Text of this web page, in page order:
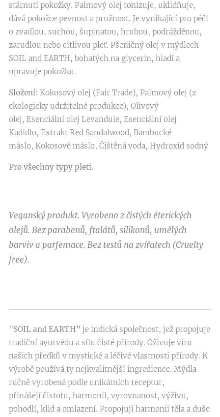
stárnutí pokožky. Palmový olej tonizuje, uklidňuje,
dává pokožce pevnost a pružnost. Je vynikající pro péči
o zvadlou, suchou, šupinatou, hrubou, podrážděnou,
zarudlou nebo citlivou pleť. Pšeničný olej v mýdlech
SOIL and EARTH, bohatých na glycerin, hladí a
upravuje pokožku.
Složení: Kokosový olej (Fair Trade), Palmový olej (z
ekologicky udržitelné produkce), Olivový
olej, Esenciální olej Levandule, Esenciální olej
Kadidlo, Extrakt Red Sandalwood, Bambucké
máslo, Kokosové máslo, Čištěná voda, Hydroxid sodný
Pro všechny typy pleti.
Veganský produkt. Vyrobeno z čistých éterických
olejů. Bez parabenů, ftalátů, silikonů, umělých
barviv a parfemace. Bez testů na zvířatech (Cruelty
free).
"SOIL and EARTH" je indická společnost, jež propojuje
tradiční ayurvédu a sílu čisté přírody. Oživuje víru
našich předků v mystické a léčivé vlastnosti přírody. K
výrobě používá ty nejkvalitnější ingredience. Mýdla
ručně vyrobená podle unikátních receptur,
přinášejí čistotu, harmonii, vyrovnanost, výživu,
pohodlí, klid a omlazení. Propojují harmonii těla a duše